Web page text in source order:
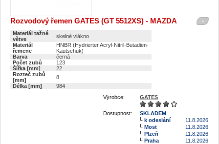
+
Rozvodový řemen GATES (GT 5512XS) - MAZDA
Materiál tažné
větve
skelné vlákno
Materiál
řemene
HNBR (Hydrierter Acryl-Nitril-Butadien-
Kautschuk)
Barva
černá
Počet zubů
123
Šířka [mm]
22
Rozteč zubů
[mm]
8
Délka [mm]
984
Výrobce:
GATES
Dostupnost:
SKLADEM
k odeslání
11.8.2026
Most
11.8.2026
Plzeň
11.8.2026
Praha
11.8.2026